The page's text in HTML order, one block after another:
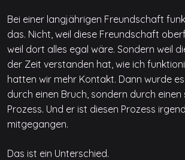
Bei einer langjährigen Freundschaft
das. Nicht, weil diese Freundschaft
weil dort alles egal wäre. Sondern weil
der Zeit verstanden hat, wie ich
hatten wir mehr Kontakt. Dann wurde
durch einen Bruch, sondern durch einen
Prozess. Und er ist diesen Prozess
mitgegangen.
Das ist ein Unterschied.